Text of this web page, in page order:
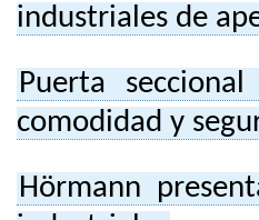
industriales de
Puerta
comodidad y
Hörmann